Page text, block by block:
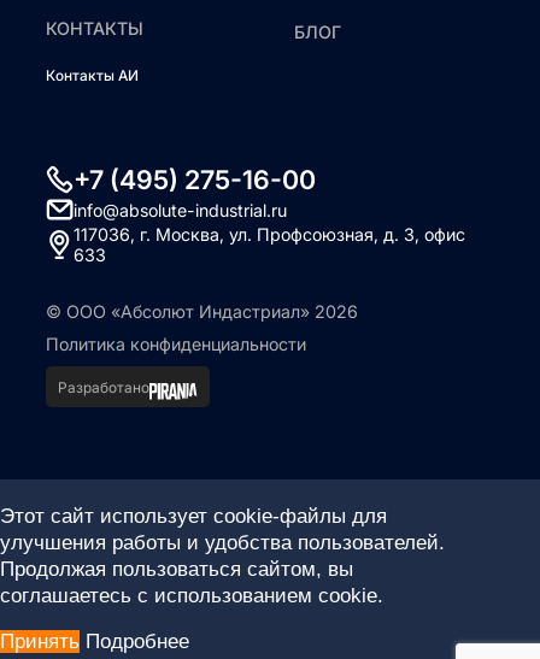
КОНТАКТЫ
Контакты АИ
БЛОГ
+7 (495) 275-16-00
info@absolute-industrial.ru
117036, г. Москва, ул. Профсоюзная, д. 3, офис
633
© ООО «Абсолют Индастриал» 2026
Политика конфиденциальности
Разработано
Этот сайт использует cookie-файлы для
улучшения работы и удобства пользователей.
Продолжая пользоваться сайтом, вы
соглашаетесь с использованием cookie.
Принять Подробнее